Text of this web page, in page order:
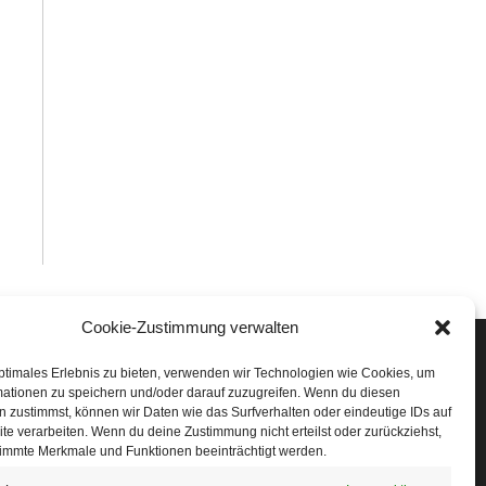
Cookie-Zustimmung verwalten
Erlebnis zu bieten, verwenden wir Technologien wie Cookies, um
zu speichern und/oder darauf zuzugreifen. Wenn du diesen
zustimmst, können wir Daten wie das Surfverhalten oder eindeutige IDs auf
verarbeiten. Wenn du deine Zustimmung nicht erteilst oder zurückziehst,
Merkmale und Funktionen beeinträchtigt werden.
Run